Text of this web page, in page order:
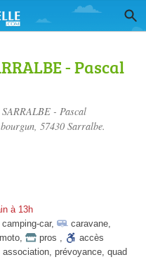
- Pascal
- Pascal
, 57430 Sarralbe.
à 13h
camping-car, caravane,
moto, pros ,
accès
association, prévoyance, quad